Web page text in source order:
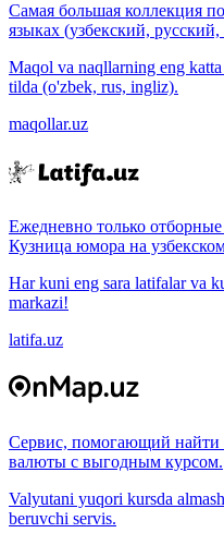
Самая большая коллекция
языках (узбекский,
Maqol va naqllarning eng
tilda (o'zbek, rus, ingliz).
maqollar.uz
Ежедневно только
Кузница юмора на
Har kuni eng sara latifalar va
markazi!
latifa.uz
Сервис, помогающий
валюты с выгодным курсом.
Valyutani yuqori kursda
beruvchi servis.